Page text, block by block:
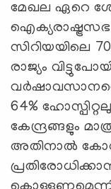
മേഖല ഏറെ
സിറിയയിലെ
രാജ്യം
64%
കേന്ദ്രങ്ങളും
അതിനാൽ